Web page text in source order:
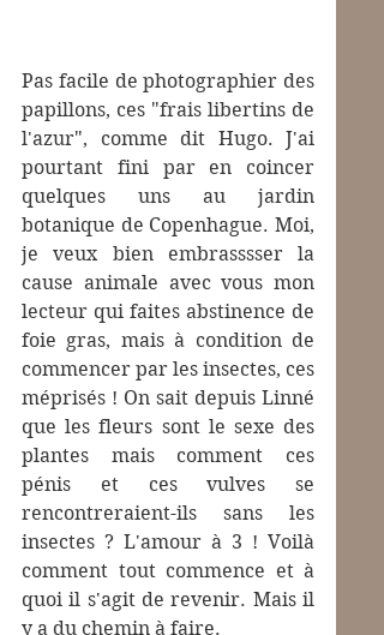
Pas facile de photographier des
papillons, ces "frais libertins de
l'azur", comme dit Hugo. J'ai
pourtant fini par en coincer
quelques uns au jardin
botanique de Copenhague. Moi,
je veux bien embrasssser la
cause animale avec vous mon
lecteur qui faites abstinence de
foie gras, mais à condition de
commencer par les insectes, ces
méprisés ! On sait depuis Linné
que les fleurs sont le sexe des
plantes mais comment ces
pénis et ces vulves se
rencontreraient-ils sans les
insectes ? L'amour à 3 ! Voilà
comment tout commence et à
quoi il s'agit de revenir. Mais il
y a du chemin à faire.